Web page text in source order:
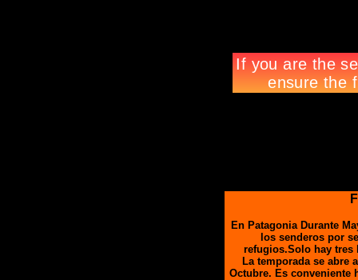
En Patagonia Durante
los senderos por
refugios.Solo hay tres
La temporada se abre
Octubre. Es conveniente